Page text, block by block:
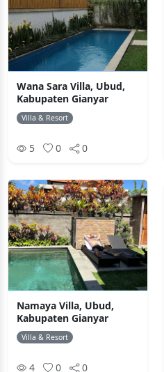
Wana Sara Villa, Ubud,
Kabupaten Gianyar
Villa & Resort
5 0 0
Namaya Villa, Ubud,
Kabupaten Gianyar
Villa & Resort
4 0 0